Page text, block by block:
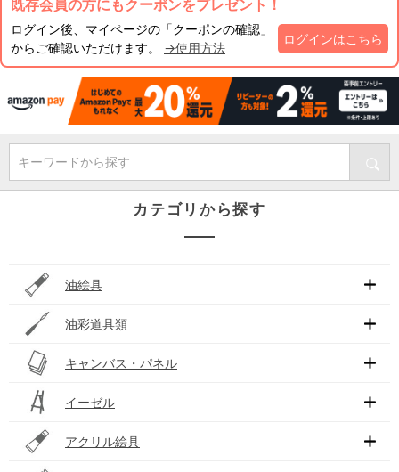
既存会員の方にもクーポンをプレゼント！
ログイン後、マイページの「クーポンの確認」
からご確認いただけます。 →使用方法
ログインはこちら
キーワードから探す
カテゴリから探す
油絵具
油彩道具類
キャンバス・パネル
イーゼル
アクリル絵具